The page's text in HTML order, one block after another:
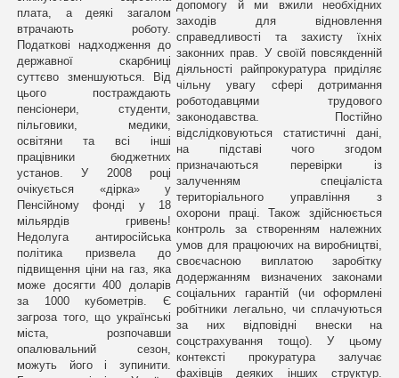
плата, а деякі загалом
втрачають роботу.
Податкові надходження до
державної скарбниці
суттєво зменшуються. Від
цього постраждають
пенсіонери, студенти,
пільговики, медики,
освітяни та всі інші
працівники бюджетних
установ. У 2008 році
очікується «дірка» у
Пенсійному фонді у 18
мільярдів гривень!
Недолуга антиросійська
політика призвела до
підвищення ціни на газ, яка
може досягти 400 доларів
за 1000 кубометрів. Є
загроза того, що українські
міста, розпочавши
опалювальний сезон,
можуть його і зупинити.
допомогу й ми вжили необхідних
заходів для відновлення
справедливості та захисту їхніх
законних прав. У своїй повсякденній
діяльності райпрокуратура приділяє
чільну увагу сфері дотримання
роботодавцями трудового
законодавства. Постійно
відслідковуються статистичні дані,
на підставі чого згодом
призначаються перевірки із
залученням спеціаліста
територіального управління з
охорони праці. Також здійснюється
контроль за створенням належних
умов для працюючих на виробництві,
своєчасною виплатою заробітку
додержанням визначених законами
соціальних гарантій (чи оформлені
робітники легально, чи сплачуються
за них відповідні внески на
соцстрахування тощо). У цьому
контексті прокуратура залучає
фахівців деяких інших структур.